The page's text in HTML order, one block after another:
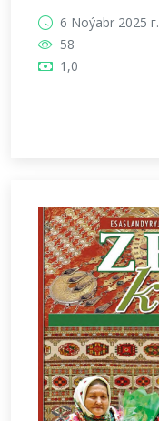
6 Noýabr 2025 г.
58
1,0